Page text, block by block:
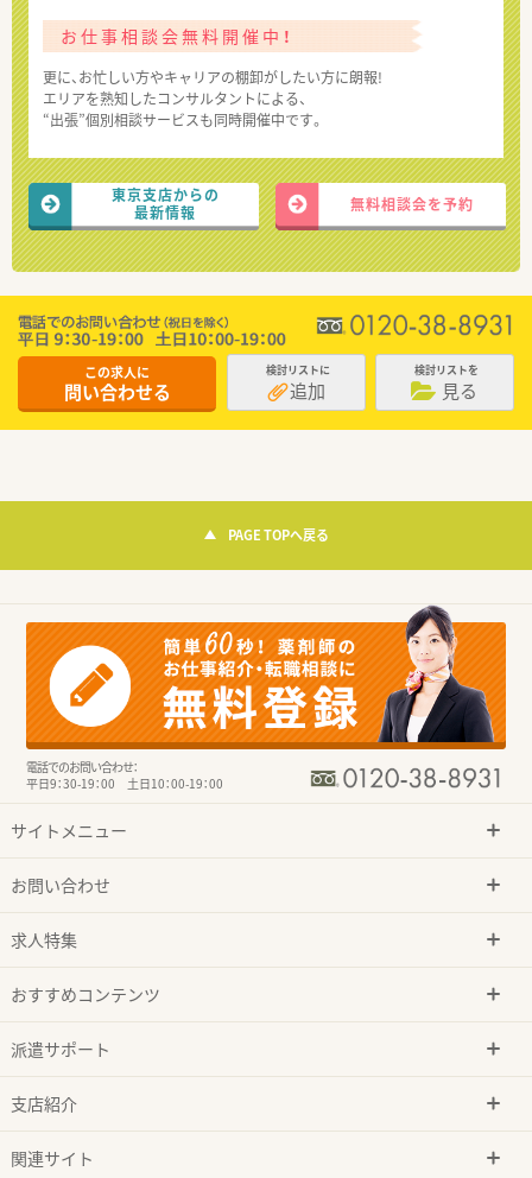
お仕事相談会無料開催中！
更に、お忙しい方やキャリアの棚卸がしたい方に朗報!
エリアを熟知したコンサルタントによる、
“出張”個別相談サービスも同時開催中です。
東京支店からの
最新情報
無料相談会を予約
この求人に
問い合わせる
検討リストに
追加
検討リストを
見る
PAGE TOPへ戻る
電話でのお問い合わせ：
平日9：30-19：00 土日10：00-19：00
サイトメニュー
お問い合わせ
求人特集
おすすめコンテンツ
派遣サポート
支店紹介
関連サイト